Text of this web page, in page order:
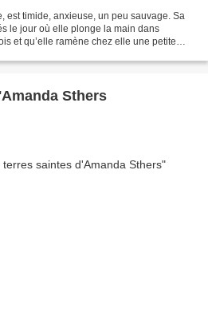
est timide, anxieuse, un peu sauvage. Sa
le jour où elle plonge la main dans
et qu’elle ramène chez elle une petite
Sthers